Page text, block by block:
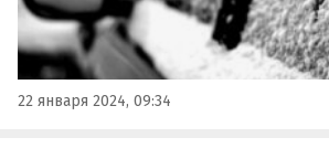
22 января 2024, 09:34